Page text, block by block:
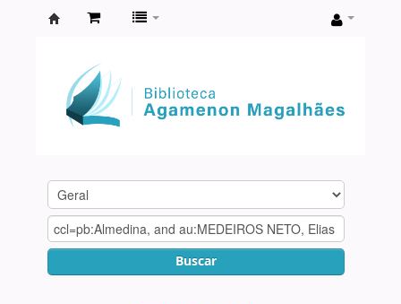
Agamenon
Magalhães
Buscar